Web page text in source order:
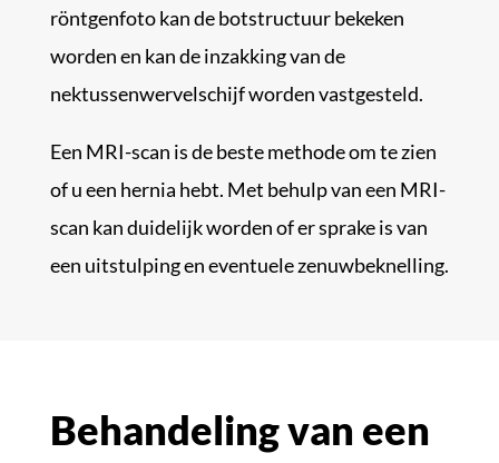
röntgenfoto kan de botstructuur bekeken
worden en kan de inzakking van de
nektussenwervelschijf worden vastgesteld.
Een MRI-scan is de beste methode om te zien
of u een hernia hebt. Met behulp van een MRI-
scan kan duidelijk worden of er sprake is van
een uitstulping en eventuele zenuwbeknelling.
Behandeling van een